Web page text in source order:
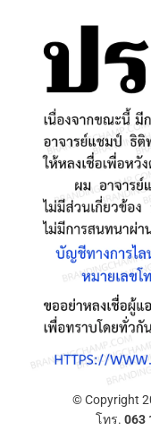
© Copyright
โทร. 063